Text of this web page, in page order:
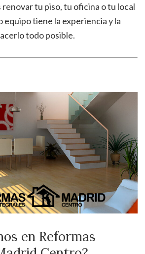
renovar tu piso, tu oficina o tu local
equipo tiene la experiencia y la
todo posible.
en Reformas